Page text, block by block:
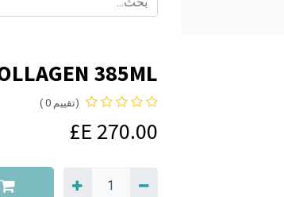
385ML--
(تقييم 0 )
270.00